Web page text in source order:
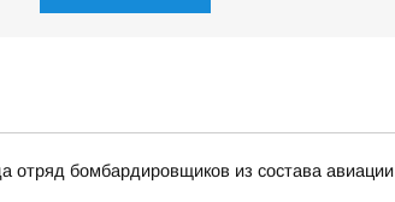
бомбардировщиков из состава